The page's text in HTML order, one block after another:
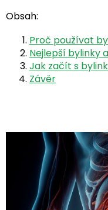
Obsah:
Proč používat
Nejlepší bylinky
Jak začít s
Závěr